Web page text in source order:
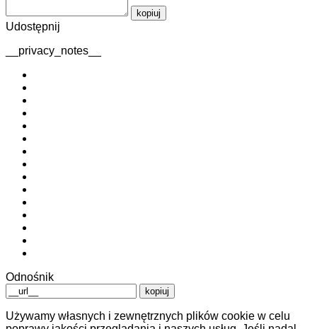
kopiuj
Udostępnij
__privacy_notes__
Odnośnik
kopiuj
Używamy własnych i zewnętrznych plików cookie w celu